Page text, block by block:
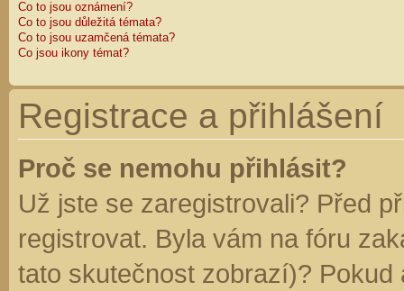
Co to jsou oznámení?
Co to jsou důležitá témata?
Co to jsou uzamčená témata?
Co jsou ikony témat?
Registrace a přihlášení
Proč se nemohu přihlásit?
Už jste se zaregistrovali? Před
registrovat. Byla vám na fóru
tato skutečnost zobrazí)?